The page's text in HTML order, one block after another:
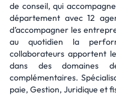
de conseil, qui
département avec 12
d’accompagner les
au quotidien la
collaborateurs apportent
dans des domaines
complémentaires.
paie, Gestion, Juridique et